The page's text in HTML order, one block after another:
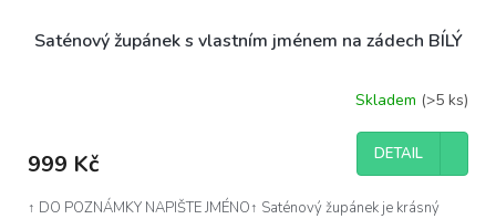
Saténový župánek s vlastním jménem na zádech BÍLÝ
Skladem (>5 ks)
999 Kč DETAIL
↑ DO POZNÁMKY NAPIŠTE JMÉNO↑ Saténový župánek je krásný